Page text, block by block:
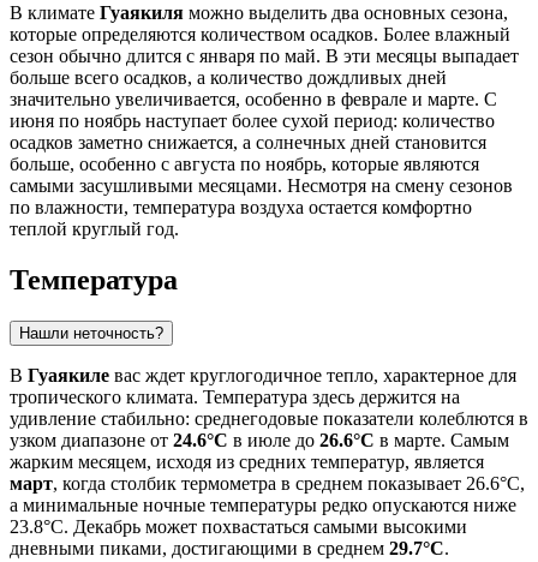
В климате Гуаякиля можно выделить два основных сезона,
которые определяются количеством осадков. Более влажный
сезон обычно длится с января по май. В эти месяцы выпадает
больше всего осадков, а количество дождливых дней
значительно увеличивается, особенно в феврале и марте. С
июня по ноябрь наступает более сухой период: количество
осадков заметно снижается, а солнечных дней становится
больше, особенно с августа по ноябрь, которые являются
самыми засушливыми месяцами. Несмотря на смену сезонов
по влажности, температура воздуха остается комфортно
теплой круглый год.
Температура
Нашли неточность?
В Гуаякиле вас ждет круглогодичное тепло, характерное для
тропического климата. Температура здесь держится на
удивление стабильно: среднегодовые показатели колеблются в
узком диапазоне от 24.6°C в июле до 26.6°C в марте. Самым
жарким месяцем, исходя из средних температур, является
март, когда столбик термометра в среднем показывает 26.6°C,
а минимальные ночные температуры редко опускаются ниже
23.8°C. Декабрь может похвастаться самыми высокими
дневными пиками, достигающими в среднем 29.7°C.